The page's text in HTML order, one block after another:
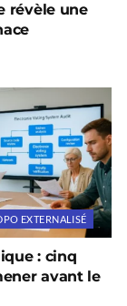
révèle une
EXTERNALISÉ
: cinq
avant le